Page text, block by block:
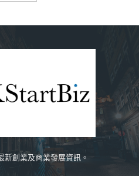
新創業及商業發展資訊。